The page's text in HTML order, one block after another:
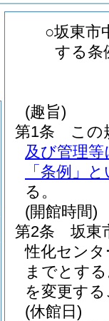
○坂東市
する条
(趣旨)
第1条
この
及び管理
「条例」
る。
(開館時間)
第2条
坂東
性化セン
までとす
を変更す
(休館日)